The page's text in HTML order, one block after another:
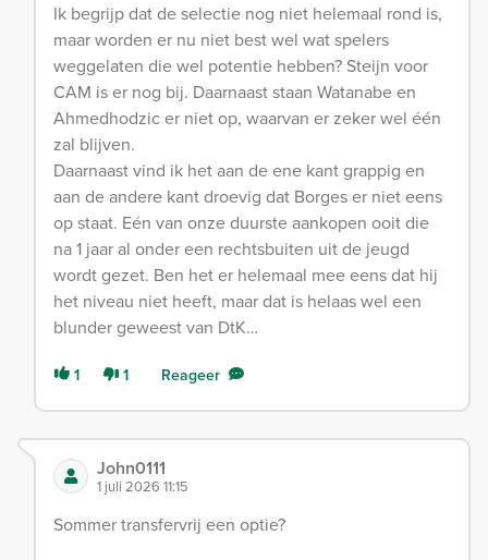
Ik begrijp dat de selectie nog niet helemaal rond is,
maar worden er nu niet best wel wat spelers
weggelaten die wel potentie hebben? Steijn voor
CAM is er nog bij. Daarnaast staan Watanabe en
Ahmedhodzic er niet op, waarvan er zeker wel één
zal blijven.
Daarnaast vind ik het aan de ene kant grappig en
aan de andere kant droevig dat Borges er niet eens
op staat. Eén van onze duurste aankopen ooit die
na 1 jaar al onder een rechtsbuiten uit de jeugd
wordt gezet. Ben het er helemaal mee eens dat hij
het niveau niet heeft, maar dat is helaas wel een
blunder geweest van DtK…
1 1 Reageer
John0111
1 juli 2026 11:15
Sommer transfervrij een optie?